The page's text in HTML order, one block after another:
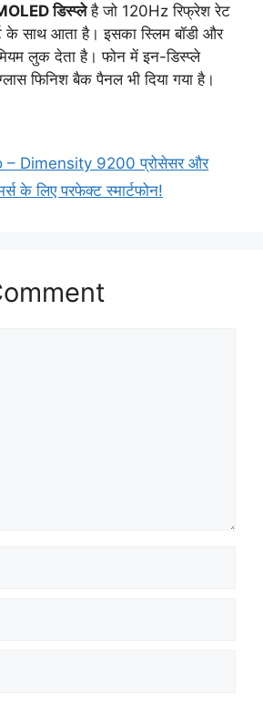
डिस्प्लेहै जो 120Hz रिफ्रेश रेट
के साथ आता है। इसका स्लिम बॉडी और
लुक देता है। फोन में इन-डिस्प्ले
फिनिश बैक पैनल भी दिया गया है।
Dimensity 9200 प्रोसेसर और
के लिए परफेक्ट स्मार्टफोन!